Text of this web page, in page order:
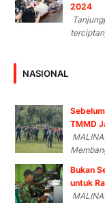
2024
NASIONAL
TMMD
Bukan
untuk